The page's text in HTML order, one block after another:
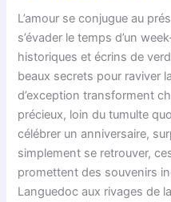
L’amour se conjugue au
s’évader le temps d’un
historiques et écrins de
beaux secrets pour raviver
d’exception transforment
précieux, loin du tumulte
célébrer un anniversaire,
simplement se retrouver,
promettent des souvenirs
Languedoc aux rivages de